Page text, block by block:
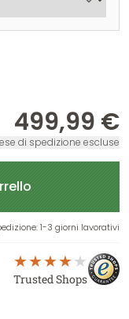
499,99 €
di spedizione escluse
: 1-3 giorni lavorativi
Trusted Shops